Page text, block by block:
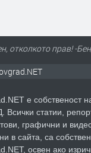
отколкото прав! -
е
статии,
графични и
в сайта, са
освен ако